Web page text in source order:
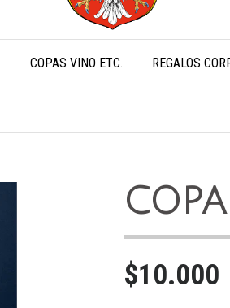
COPAS VINO ETC. REGALOS
$10.000